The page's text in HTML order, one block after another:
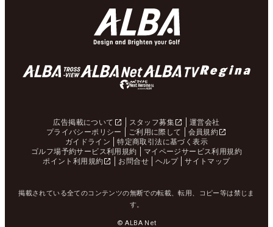
広告掲載について スタッフ募集
運営会社
プライバシーポリシー
ご利用に際して
会員規約
ガイドライン
特定商取引法に基づく表示
ゴルフ場予約サービス利用規約
マイページサービス利用規約
ポイント利用規約
お問合せ ヘルプ サイトマップ
掲載されている全てのコンテンツの無断での転載、転用、コピー等は禁じま
す。
© ALBA Net